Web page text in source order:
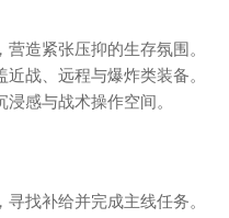
营造紧张压抑的生存氛围。
战、远程与爆炸类装备。
感与战术操作空间。
找补给并完成主线任务。